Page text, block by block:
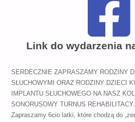
Link do wydarzenia
SERDECZNIE ZAPRASZAMY RODZINY
SŁUCHOWYMI ORAZ RODZINY DZIECI
IMPLANTU SŁUCHOWEGO NA NASZ
SONORUSOWY TURNUS
Zapraszamy 6cio latki, które chodzą do